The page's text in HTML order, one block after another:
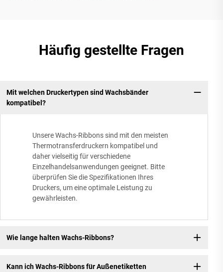
Häufig gestellte Fragen
Mit welchen Druckertypen sind Wachsbänder
kompatibel?
Unsere Wachs-Ribbons sind mit den meisten
Thermotransferdruckern kompatibel und
daher vielseitig für verschiedene
Einzelhandelsanwendungen geeignet. Bitte
überprüfen Sie die Spezifikationen Ihres
Druckers, um eine optimale Leistung zu
gewährleisten.
Wie lange halten Wachs-Ribbons?
Kann ich Wachs-Ribbons für Außenetiketten